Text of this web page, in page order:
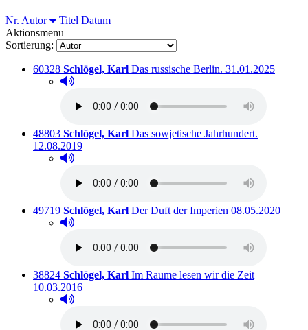
Nr. Autor Sortieren nach
Titel Datum
Aktionsmenu
Sortierung:
Titelnummer:
60328 von
Schlögel, Karl: Das russische Berlin. Ausleihbar seit
31.01.2025
Hörprobe abspielen
Hörprobe von Das russische Berlin.
Titelnummer:
48803 von
Schlögel, Karl: Das sowjetische Jahrhundert.
12.08.2019
Hörprobe abspielen
Hörprobe von Das sowjetische Jahrhundert.
Titelnummer:
49719 von
Schlögel, Karl: Der Duft der Imperien Ausleihbar seit
08.05.2020
Hörprobe abspielen
Hörprobe von Der Duft der Imperien
Titelnummer:
38824 von
Schlögel, Karl: Im Raume lesen wir die ZeitAusleihbar
10.03.2016
Hörprobe abspielen
Hörprobe von Im Raume lesen wir die Zeit